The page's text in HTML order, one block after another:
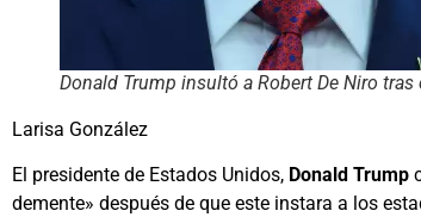
Donald Trump insultó a Robert De Niro tras
Larisa González
El presidente de Estados Unidos, Donald Trump
demente» después de que este instara a los